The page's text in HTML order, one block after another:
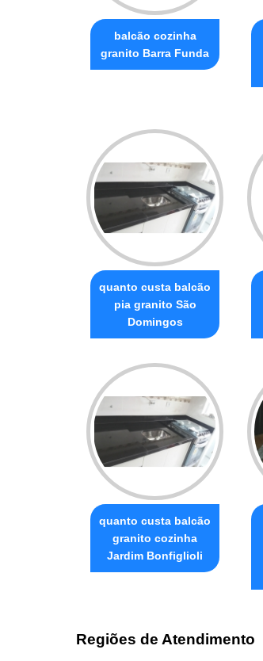
balcão cozinha
granito Barra Funda
quanto custa balcão
pia granito São
Domingos
quanto custa balcão
granito cozinha
Jardim Bonfiglioli
Regiões de Atendimento